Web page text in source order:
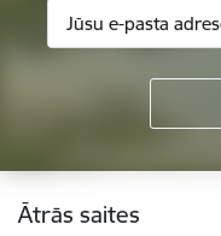
Kājene
Ātrās saites